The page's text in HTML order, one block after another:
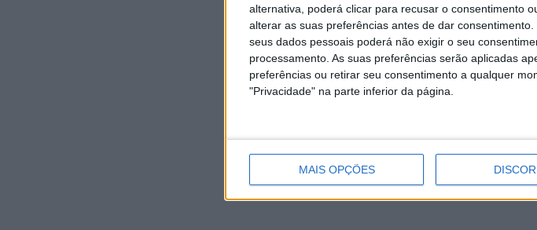
alternativa, poderá clicar para recusar o consentimento
alterar as suas preferências antes de dar consentimento.
seus dados pessoais poderá não exigir o seu
processamento. As suas preferências serão aplicadas
preferências ou retirar seu consentimento a qualquer
"Privacidade" na parte inferior da página.
MAIS OPÇÕES